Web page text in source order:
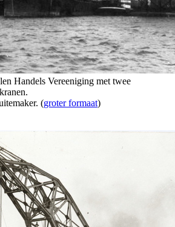
Handels Vereeniging met twee
(groter formaat)